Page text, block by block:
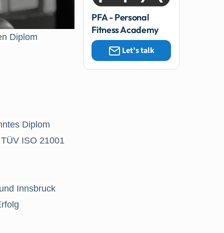
Diplom
Diplom
ISO 21001
Innsbruck
PFA - Personal
Fitness Academy
Let’s talk